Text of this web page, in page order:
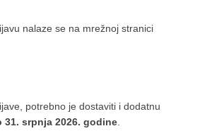
nalaze se na mrežnoj stranici
potrebno je dostaviti i dodatnu
31. srpnja 2026. godine